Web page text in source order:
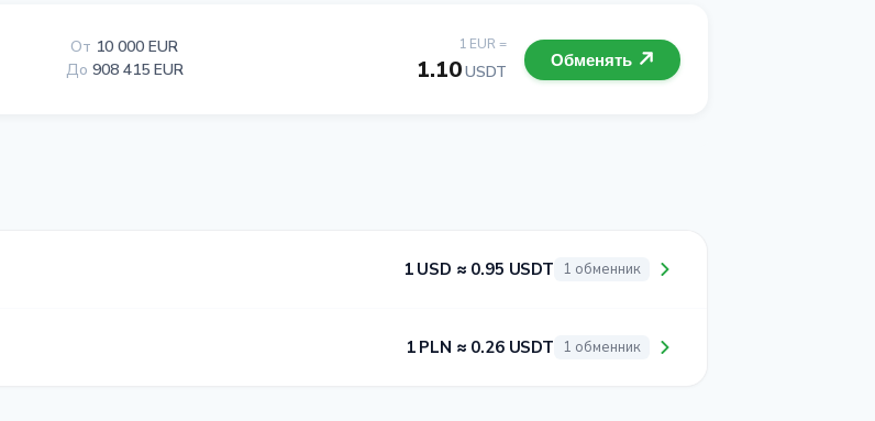
1 EUR =
1.10USDT
От 10 000 EUR
До 908 415 EUR Обменять
1 USD ≈ 0.95 USDT 1 обменник
1 PLN ≈ 0.26 USDT 1 обменник